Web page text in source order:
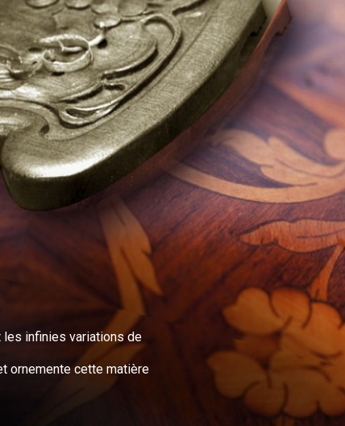
les infinies variations de
ornemente cette matière